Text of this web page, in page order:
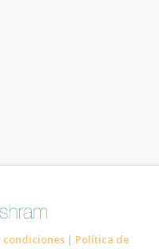
condiciones| Política de